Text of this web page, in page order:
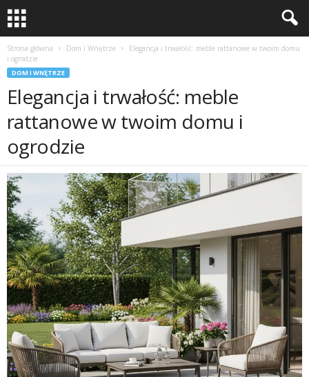
Strona główna Dom i Wnętrze
Elegancja i trwałość: meble rattanowe w twoim domu
i ogrodzie
DOM I WNĘTRZE
Elegancja i trwałość: meble
rattanowe w twoim domu i
ogrodzie